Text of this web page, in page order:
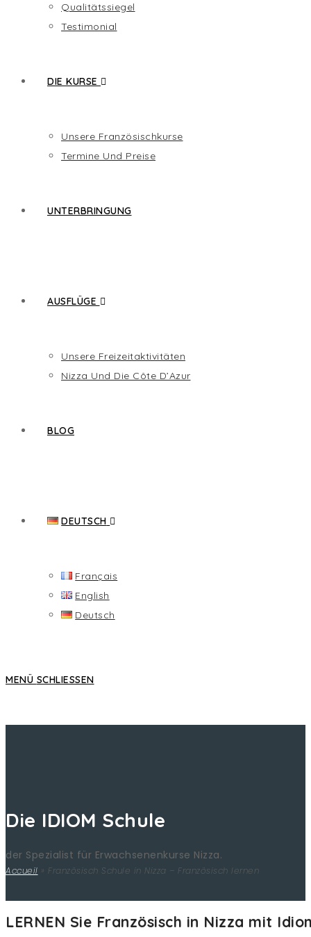
Qualitätssiegel
Testimonial
DIE KURSE
Unsere Französischkurse
Termine Und Preise
UNTERBRINGUNG
AUSFLÜGE
Unsere Freizeitaktivitäten
Nizza Und Die Côte D’Azur
BLOG
DEUTSCH
Français
English
Deutsch
MENÜ SCHLIESSEN
Die IDIOM Schule
der Spezialist für Erwachsenenkurse Nizza.
Accueil » Französisch Schule in Nizza – Französisch lernen
LERNEN Sie Französisch in Nizza mit